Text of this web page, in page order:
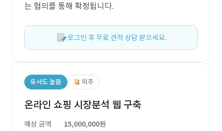
는 협의를 통해 확정됩니다.
로그인 후 무료 견적 상담 받으세요.
유사도 높음 외주
온라인 쇼핑 시장분석 웹 구축
예상 금액
15,000,000원